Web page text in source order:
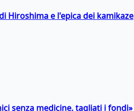
Hiroshima e l'epica dei kamikaze
senza medicine, tagliati i fondi»